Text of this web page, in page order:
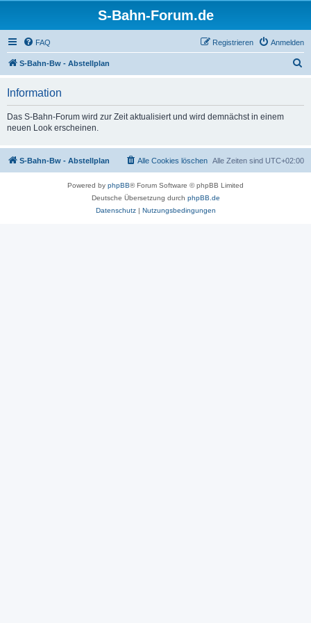
S-Bahn-Forum.de
FAQ Anmelden
Registrieren
S-Bahn-Bw - Abstellplan
Information
Das S-Bahn-Forum wird zur Zeit aktualisiert und wird demnächst in einem
neuen Look erscheinen.
S-Bahn-Bw - Abstellplan Alle Zeiten sind UTC+02:00
Alle Cookies löschen
Powered by phpBB® Forum Software © phpBB Limited
Deutsche Übersetzung durch phpBB.de
Datenschutz| Nutzungsbedingungen